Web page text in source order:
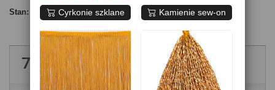
Stan: Nowy produkt
70,00 złbrutto
Cyrkonie szklane Kamienie sew-on